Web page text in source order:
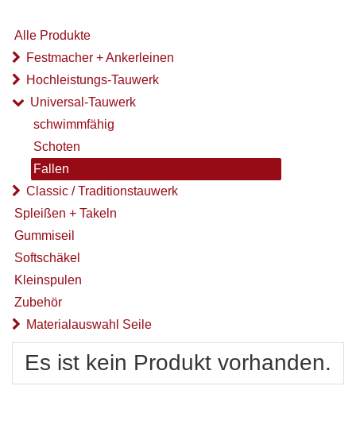
Alle Produkte
Festmacher + Ankerleinen
Hochleistungs-Tauwerk
Universal-Tauwerk
schwimmfähig
Schoten
Fallen
Classic / Traditionstauwerk
Spleißen + Takeln
Gummiseil
Softschäkel
Kleinspulen
Zubehör
Materialauswahl Seile
Es ist kein Produkt vorhanden.